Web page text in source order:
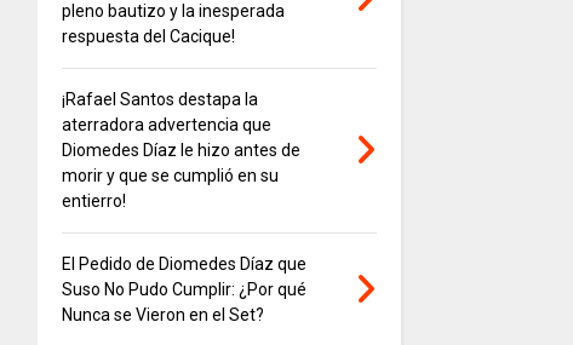
pleno bautizo y la inesperada
respuesta del Cacique!
¡Rafael Santos destapa la
aterradora advertencia que
Diomedes Díaz le hizo antes de
morir y que se cumplió en su
entierro!
El Pedido de Diomedes Díaz que
Suso No Pudo Cumplir: ¿Por qué
Nunca se Vieron en el Set?